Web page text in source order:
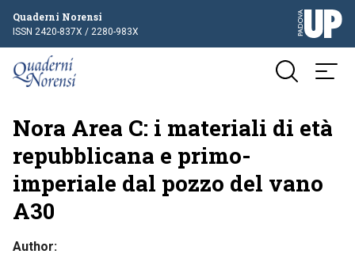
Quaderni Norensi
ISSN 2420-837X / 2280-983X
Nora Area C: i materiali di età
repubblicana e primo-
imperiale dal pozzo del vano
A30
Author